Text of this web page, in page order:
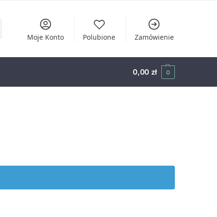
Moje Konto Polubione Zamówienie
0,00 zł 0